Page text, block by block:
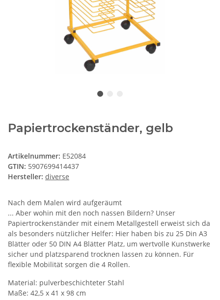
Papiertrockenständer, gelb
Artikelnummer: E52084
GTIN: 5907699414437
Hersteller: diverse
Nach dem Malen wird aufgeräumt
... Aber wohin mit den noch nassen Bildern? Unser
Papiertrockenständer mit einem Metallgestell erweist sich da
als besonders nützlicher Helfer: Hier haben bis zu 25 Din A3
Blätter oder 50 DIN A4 Blätter Platz, um wertvolle Kunstwerke
sicher und platzsparend trocknen lassen zu können. Für
flexible Mobilität sorgen die 4 Rollen.
Material: pulverbeschichteter Stahl
Maße: 42,5 x 41 x 98 cm